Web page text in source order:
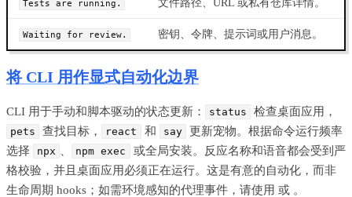
Tests are running. 文件路径、URL 或私有仓库详情。
Waiting for review. 密钥、令牌、提示词或用户消息。
将 CLI 用作显式自动化边界
CLI 用于手动和脚本驱动的状态更新： status 检查桌面应用，
pets 查找目标， react 和 say
更新宠物。根据命令运行频率
选择
npx npm exec
或全局安装。反应名称和语音都会受到严
格校验，并且桌面应用必须正在运行。这是有意的自动化，而非
生命周期 hooks；如需环境感知的代理事件，请使用 或 。